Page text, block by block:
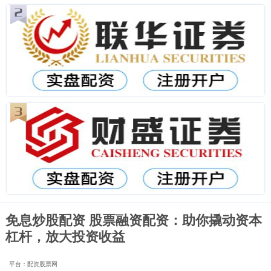
免息炒股配资 股票融资配资：助你撬动资本
杠杆，放大投资收益
平台：配资股票网